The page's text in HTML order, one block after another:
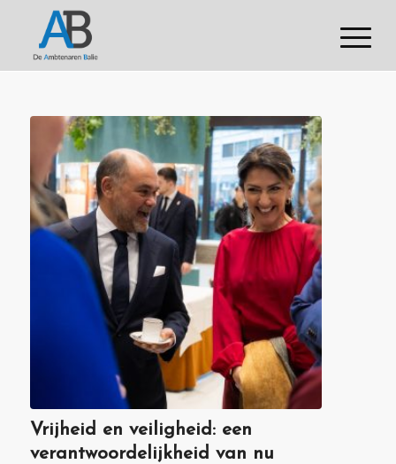
Vrijheid en veiligheid: een
verantwoordelijkheid van nu